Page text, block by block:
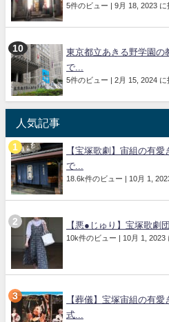
5件のビュー | 9月 18, 2023 に
東京都立あきる野学園の
で...
5件のビュー | 2月 15, 2024 に
人気記事
【宝塚歌劇】宙組の有
で...
18.6k件のビュー | 10月 1,
【悪●じゅり】宝塚歌劇
10k件のビュー | 10月 1, 2023
【葬儀】宝塚宙組の有
式...